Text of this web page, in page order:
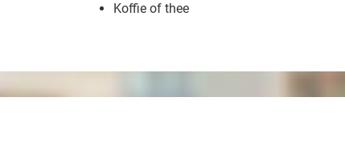
Koffie of thee